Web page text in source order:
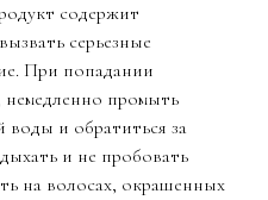
содержит
серьезные
При попадании
немедленно промыть
и обратиться за
и не пробовать
на волосах, окрашенных